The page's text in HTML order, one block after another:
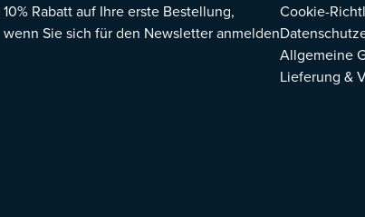
10% Rabatt auf Ihre erste Bestellung,
wenn Sie sich für den Newsletteranmelden
Cookie-
Allgemeine
Lieferung &